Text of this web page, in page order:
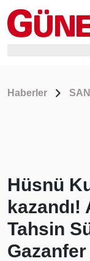
Haberler
Hüsnü
kazandı!
Tahsin
Gazanfer